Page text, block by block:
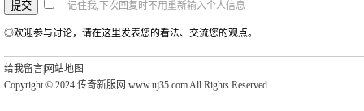
记住我,下次回复时不用重新输入个人信息
◎欢迎参与讨论，请在这里发表您的看法、交流您的观点。
给我留言 网站地图
Copyright © 2024 传奇新服网 www.uj35.com All Rights Reserved.